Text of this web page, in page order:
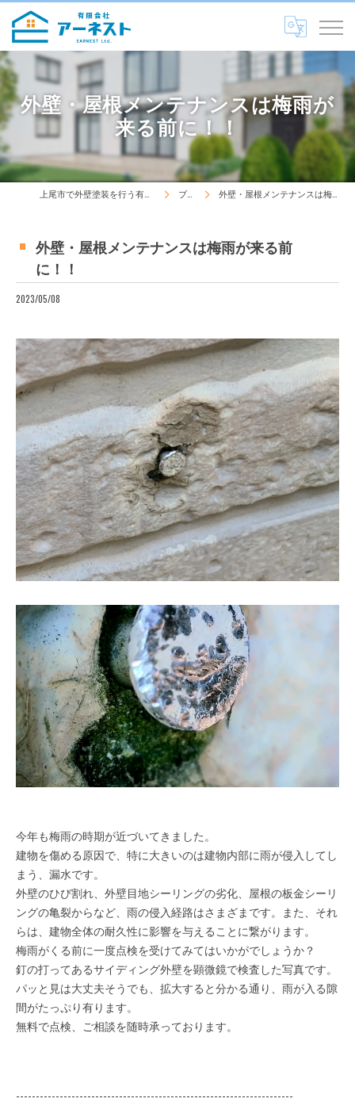
外壁・屋根メンテナンスは梅雨が
来る前に！！
ブログ 外壁・屋根メンテナンスは梅雨が来る前に！！
外壁・屋根メンテナンスは梅雨が来る前
に！！
2023/05/08
今年も梅雨の時期が近づいてきました。
建物を傷める原因で、特に大きいのは建物内部に雨が侵入してし
まう、漏水です。
外壁のひび割れ、外壁目地シーリングの劣化、屋根の板金シーリ
ングの亀裂からなど、雨の侵入経路はさまざまです。また、それ
らは、建物全体の耐久性に影響を与えることに繋がります。
梅雨がくる前に一度点検を受けてみてはいかがでしょうか？
釘の打ってあるサイディング外壁を顕微鏡で検査した写真です。
パッと見は大丈夫そうでも、拡大すると分かる通り、雨が入る隙
間がたっぷり有ります。
無料で点検、ご相談を随時承っております。